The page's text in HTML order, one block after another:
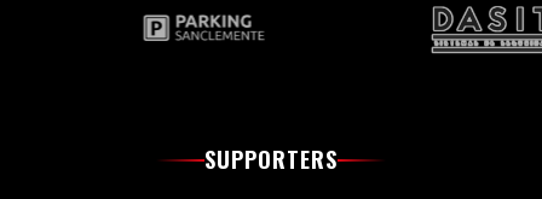
SUPPORTERS